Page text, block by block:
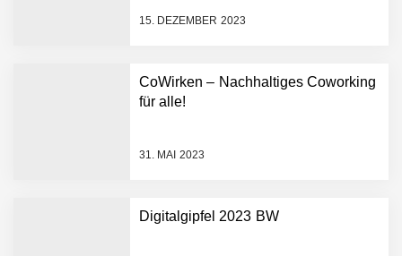
15. DEZEMBER 2023
CoWirken – Nachhaltiges Coworking
für alle!
31. MAI 2023
Digitalgipfel 2023 BW
FiniteNow ermöglicht
Entwicklungsprozesse
Pyck im Employer Portrait